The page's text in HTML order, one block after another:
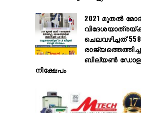
2021 മുതൽ
ചെലവഴിച്ചത്
ബില്യൺ
നിക്ഷേപം